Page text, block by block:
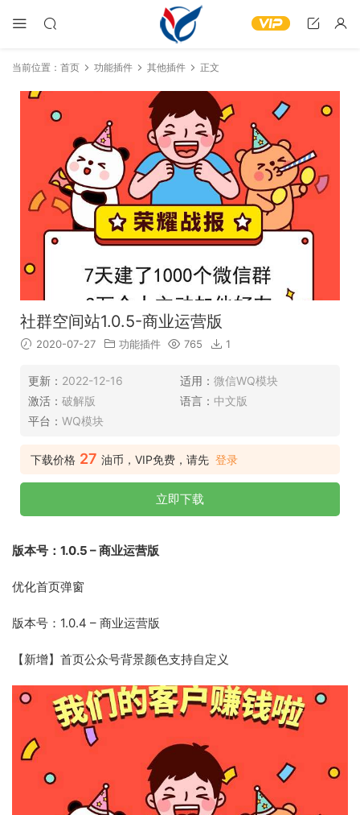
当前位置： 首页 功能插件 其他插件 正文
社群空间站1.0.5-商业运营版
2020-07-27 功能插件 765 1
更新： 2022-12-16 适用： 微信WQ模块
激活： 破解版 语言： 中文版
平台： WQ模块
下载价格 27 油币，VIP免费，请先 登录
立即下载
版本号：1.0.5 – 商业运营版
优化首页弹窗
版本号：1.0.4 – 商业运营版
【新增】首页公众号背景颜色支持自定义